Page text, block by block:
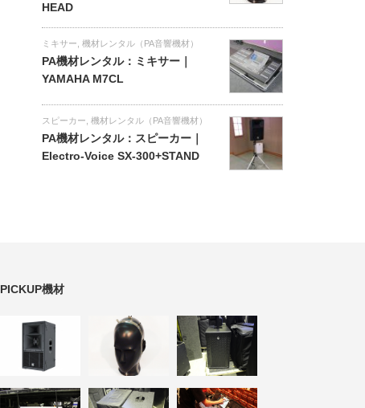
HEAD
ミキサー 機材レンタル（PA音響機材）
PA機材レンタル：ミキサー｜
YAMAHA M7CL
スピーカー 機材レンタル（PA音響機材）
PA機材レンタル：スピーカー｜
Electro-Voice SX-300+STAND
PICKUP機材